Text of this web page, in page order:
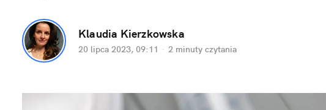
Klaudia Kierzkowska
20 lipca 2023, 09:11 · 2 minuty czytania